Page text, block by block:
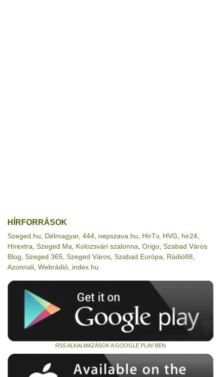
HÍRFORRÁSOK
Szeged.hu Délmagyar, 444 nepszava.hu HírTv, HVG hir24
Hírextra Szeged Ma Kolozsvári szalonna Origo Szabad Város
Blog Szeged 365 Szeged Város Szabad Európa Rádió88
Azonnali Webrádió index.hu
RSS ALKALMAZÁSOK A GOOGLE PLAY-BEN